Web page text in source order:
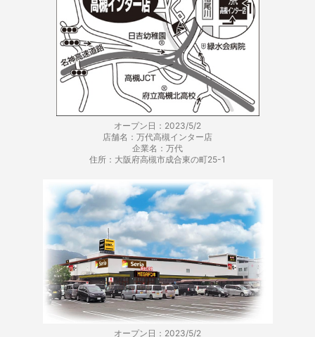
オープン日：2023/5/2
店舗名：万代高槻インター店
企業名：万代
住所：大阪府高槻市成合東の町25-1
オープン日：2023/5/2